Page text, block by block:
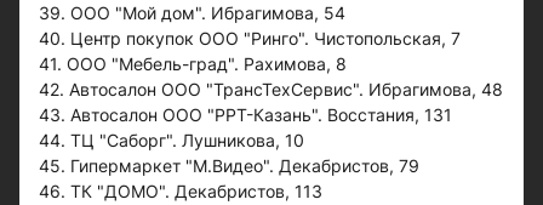
39. ООО "Мой дом". Ибрагимова, 54
40. Центр покупок ООО "Ринго". Чистопольская, 7
41. ООО "Мебель-град". Рахимова, 8
42. Автосалон ООО "ТрансТехСервис". Ибрагимова, 48
43. Автосалон ООО "РРТ-Казань". Восстания, 131
44. ТЦ "Саборг". Лушникова, 10
45. Гипермаркет "М.Видео". Декабристов, 79
46. ТК "ДОМО". Декабристов, 113